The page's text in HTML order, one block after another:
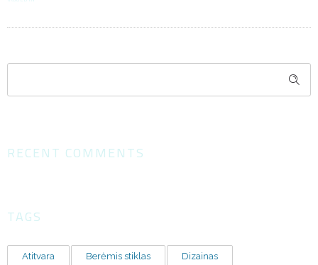
RECENT COMMENTS
TAGS
Atitvara Berėmis stiklas Dizainas